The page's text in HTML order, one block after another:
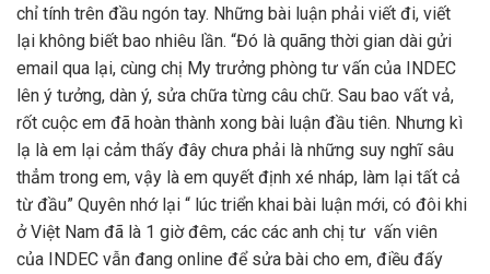
chỉ tính trên đầu ngón tay. Những bài luận phải viết đi, viết
lại không biết bao nhiêu lần. “Đó là quãng thời gian dài gửi
email qua lại, cùng chị My trưởng phòng tư vấn của INDEC
lên ý tưởng, dàn ý, sửa chữa từng câu chữ. Sau bao vất vả,
rốt cuộc em đã hoàn thành xong bài luận đầu tiên. Nhưng kì
lạ là em lại cảm thấy đây chưa phải là những suy nghĩ sâu
thẳm trong em, vậy là em quyết định xé nháp, làm lại tất cả
từ đầu” Quyên nhớ lại “ lúc triển khai bài luận mới, có đôi khi
ở Việt Nam đã là 1 giờ đêm, các các anh chị tư vấn viên
của INDEC vẫn đang online để sửa bài cho em, điều đấy